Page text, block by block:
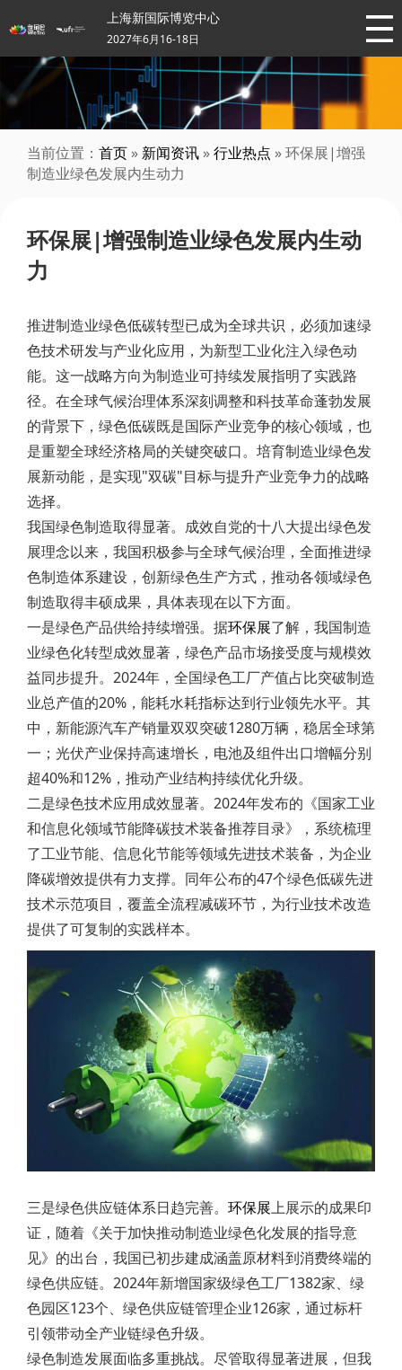
上海新国际博览中心
2027年6月16-18日
当前位置： 首页 » 新闻资讯 »行业热点 » 环保展|增强
制造业绿色发展内生动力
环保展|增强制造业绿色发展内生动
力
推进制造业绿色低碳转型已成为全球共识，必须加速绿
色技术研发与产业化应用，为新型工业化注入绿色动
能。这一战略方向为制造业可持续发展指明了实践路
径。在全球气候治理体系深刻调整和科技革命蓬勃发展
的背景下，绿色低碳既是国际产业竞争的核心领域，也
是重塑全球经济格局的关键突破口。培育制造业绿色发
展新动能，是实现"双碳"目标与提升产业竞争力的战略
选择。
我国绿色制造取得显著。成效自党的十八大提出绿色发
展理念以来，我国积极参与全球气候治理，全面推进绿
色制造体系建设，创新绿色生产方式，推动各领域绿色
制造取得丰硕成果，具体表现在以下方面。
一是绿色产品供给持续增强。据环保展了解，我国制造
业绿色化转型成效显著，绿色产品市场接受度与规模效
益同步提升。2024年，全国绿色工厂产值占比突破制造
业总产值的20%，能耗水耗指标达到行业领先水平。其
中，新能源汽车产销量双双突破1280万辆，稳居全球第
一；光伏产业保持高速增长，电池及组件出口增幅分别
超40%和12%，推动产业结构持续优化升级。
二是绿色技术应用成效显著。2024年发布的《国家工业
和信息化领域节能降碳技术装备推荐目录》，系统梳理
了工业节能、信息化节能等领域先进技术装备，为企业
降碳增效提供有力支撑。同年公布的47个绿色低碳先进
技术示范项目，覆盖全流程减碳环节，为行业技术改造
提供了可复制的实践样本。
三是绿色供应链体系日趋完善。 环保展上展示的成果印
证，随着《关于加快推动制造业绿色化发展的指导意
见》的出台，我国已初步建成涵盖原材料到消费终端的
绿色供应链。2024年新增国家级绿色工厂1382家、绿
色园区123个、绿色供应链管理企业126家，通过标杆
引领带动全产业链绿色升级。
绿色制造发展面临多重挑战。尽管取得显著进展，但我